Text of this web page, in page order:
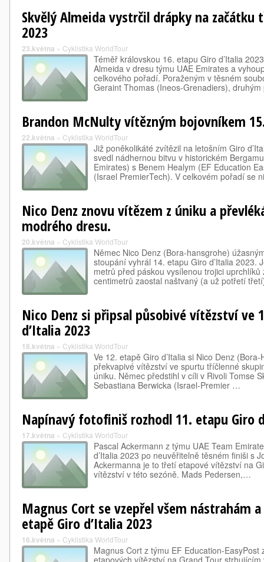
Skvělý Almeida vystrčil drápky na
2023
23.května » Cyklistika WorldTour
Téměř královskou 16. etapu Giro d’Italia
Almeida v dresu týmu UAE Emirates a
celkového pořadí. Poraženým v těsném
Geraint Thomas (Ineos-Grenadiers),
Brandon McNulty vítězným bojovníkem
22.května » Cyklistika WorldTour
Již poněkolikáté zvítězil na letošním Giro
svedl nádhernou bitvu v historickém
Emirates) s Benem Healym (EF Education
(Israel PremierTech). V celkovém pořadí se
Nico Denz znovu vítězem z úniku a
modrého dresu.
20.května » Cyklistika WorldTour
Němec Nico Denz (Bora-hansgrohe)
stoupání vyhrál 14. etapu Giro d’Italia 2023.
metrů před páskou vysílenou trojici
centimetrů zaostal naštvaný (a už potřetí
Nico Denz si připsal působivé vítězství ve
d’Italia 2023
18.května » Cyklistika WorldTour
Ve 12. etapě Giro d’Italia si Nico Denz
překvapivé vítězství ve spurtu tříčlenné
úniku. Němec předstihl v cíli v Rivoli Tomse
Sebastiana Berwicka (Israel-Premier …
Napínavý fotofiniš rozhodl 11. etapu Giro
17.května » Cyklistika WorldTour
Pascal Ackermann z týmu UAE Team
d’Italia 2023 po neuvěřitelně těsném finiši s
Ackermanna je to třetí etapové vítězství na
vítězství v této sezóně. Mads Pedersen,…
Magnus Cort se vzepřel všem nástrahám
etapě Giro d’Italia 2023
16.května » Cyklistika WorldTour
Magnus Cort z týmu EF Education-
etapových vítězství na Grand Tour